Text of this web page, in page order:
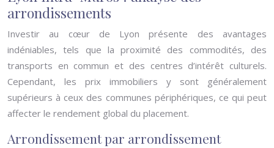
arrondissements
Investir au cœur de Lyon présente des avantages
indéniables, tels que la proximité des commodités, des
transports en commun et des centres d’intérêt culturels.
Cependant, les prix immobiliers y sont généralement
supérieurs à ceux des communes périphériques, ce qui peut
affecter le rendement global du placement.
Arrondissement par arrondissement